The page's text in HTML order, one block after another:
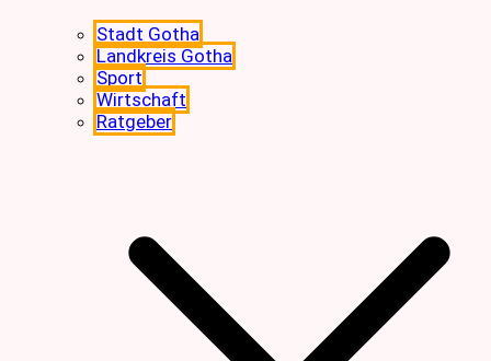
Stadt Gotha
Landkreis Gotha
Sport
Wirtschaft
Ratgeber